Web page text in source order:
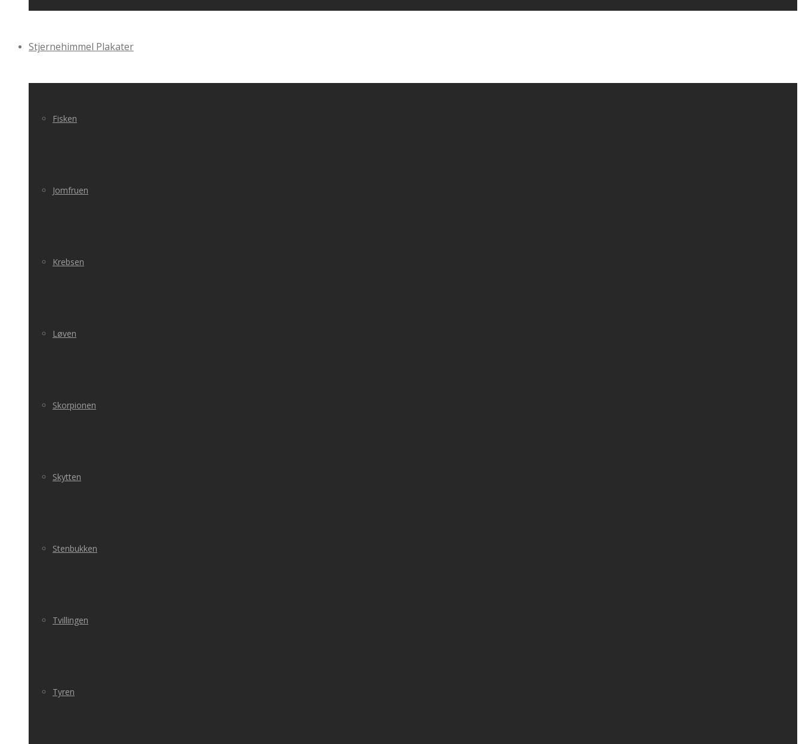
Stjernehimmel Plakater
Fisken
Jomfruen
Krebsen
Løven
Skorpionen
Skytten
Stenbukken
Tvillingen
Tyren